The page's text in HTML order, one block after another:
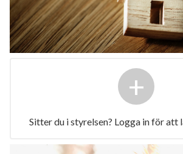
+
Sitter du i styrelsen? Logga in för att